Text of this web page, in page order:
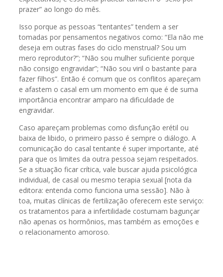
prazer” ao longo do mês.
Isso porque as pessoas “tentantes” tendem a ser
tomadas por pensamentos negativos como: “Ela não me
deseja em outras fases do ciclo menstrual? Sou um
mero reprodutor?”; “Não sou mulher suficiente porque
não consigo engravidar”; “Não sou viril o bastante para
fazer filhos”. Então é comum que os conflitos apareçam
e afastem o casal em um momento em que é de suma
importância encontrar amparo na dificuldade de
engravidar.
Caso apareçam problemas como disfunção erétil ou
baixa de libido, o primeiro passo é sempre o diálogo. A
comunicação do casal tentante é super importante, até
para que os limites da outra pessoa sejam respeitados.
Se a situação ficar crítica, vale buscar ajuda psicológica
individual, de casal ou mesmo terapia sexual [nota da
editora: entenda como funciona uma sessão]. Não à
toa, muitas clínicas de fertilização oferecem este serviço:
os tratamentos para a infertilidade costumam bagunçar
não apenas os hormônios, mas também as emoções e
o relacionamento amoroso.